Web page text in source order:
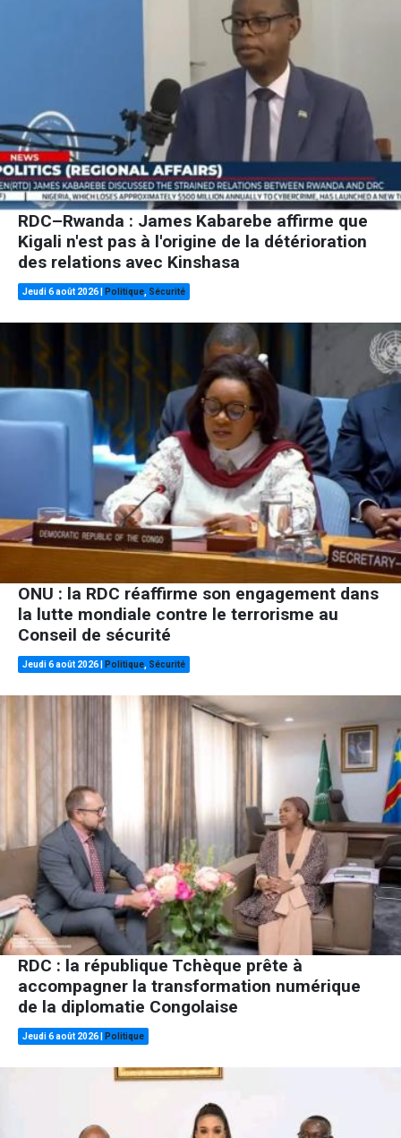
RDC–Rwanda : James Kabarebe affirme que
Kigali n'est pas à l'origine de la détérioration
des relations avec Kinshasa
Jeudi 6 août 2026 Politique, Sécurité
ONU : la RDC réaffirme son engagement dans
la lutte mondiale contre le terrorisme au
Conseil de sécurité
Jeudi 6 août 2026 Politique Sécurité
RDC : la république Tchèque prête à
accompagner la transformation numérique
de la diplomatie Congolaise
Jeudi 6 août 2026 Politique